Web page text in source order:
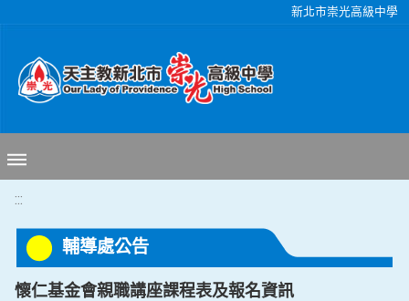
新北市崇光高級中學
:::
輔導處公告
懷仁基金會親職講座課程表及報名資訊